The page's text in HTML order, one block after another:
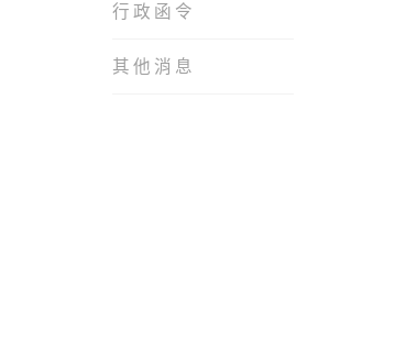
行政函令
其他消息